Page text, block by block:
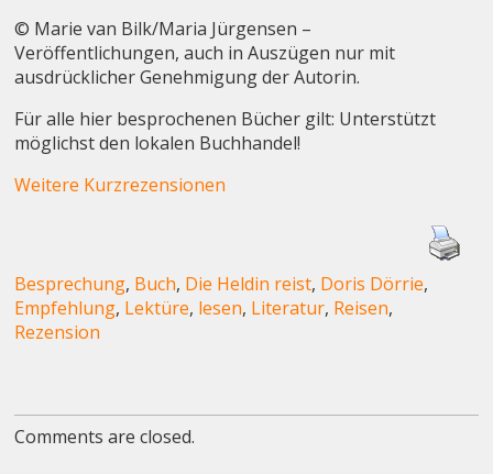
© Marie van Bilk/Maria Jürgensen –
Veröffentlichungen, auch in Auszügen nur mit
ausdrücklicher Genehmigung der Autorin.
Für alle hier besprochenen Bücher gilt: Unterstützt
möglichst den lokalen Buchhandel!
Weitere Kurzrezensionen
Besprechung, Buch, Die Heldin reist, Doris Dörrie,
Empfehlung, Lektüre, lesen, Literatur, Reisen,
Rezension
Comments are closed.